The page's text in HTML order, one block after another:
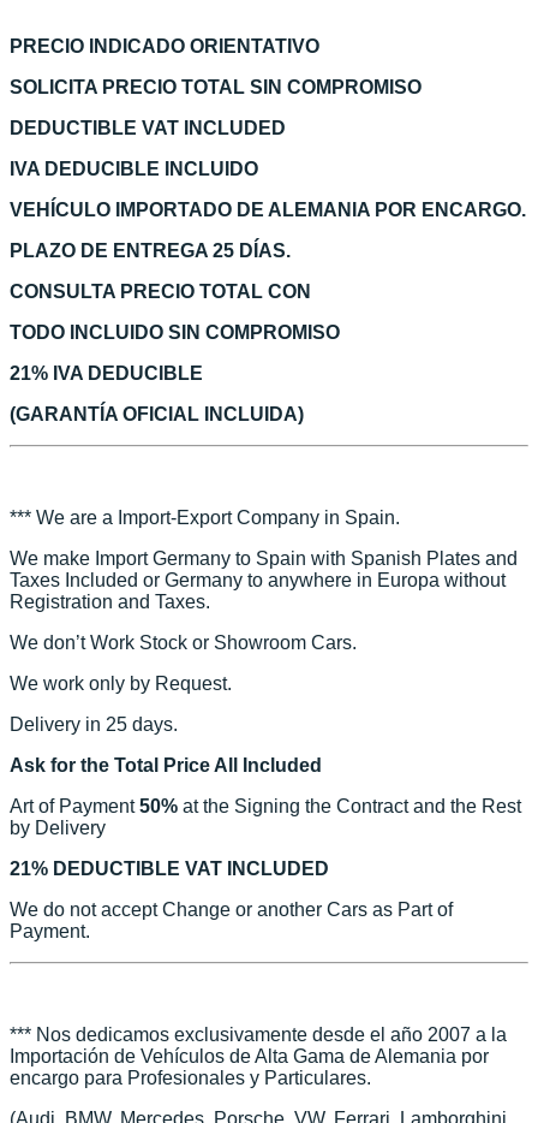
PRECIO INDICADO ORIENTATIVO
SOLICITA PRECIO TOTAL SIN COMPROMISO
DEDUCTIBLE VAT INCLUDED
IVA DEDUCIBLE INCLUIDO
VEHÍCULO IMPORTADO DE ALEMANIA POR ENCARGO.
PLAZO DE ENTREGA 25 DÍAS.
CONSULTA PRECIO TOTAL CON
TODO INCLUIDO SIN COMPROMISO
21% IVA DEDUCIBLE
(GARANTÍA OFICIAL INCLUIDA)
*** We are a Import-Export Company in Spain.
We make Import Germany to Spain with Spanish Plates and
Taxes Included or Germany to anywhere in Europa without
Registration and Taxes.
We don’t Work Stock or Showroom Cars.
We work only by Request.
Delivery in 25 days.
Ask for the Total Price All Included
Art of Payment50% at the Signing the Contract and the Rest
by Delivery
21% DEDUCTIBLE VAT INCLUDED
We do not accept Change or another Cars as Part of
Payment.
*** Nos dedicamos exclusivamente desde el año 2007 a la
Importación de Vehículos de Alta Gama de Alemania por
encargo para Profesionales y Particulares.
(Audi, BMW, Mercedes, Porsche, VW, Ferrari, Lamborghini,